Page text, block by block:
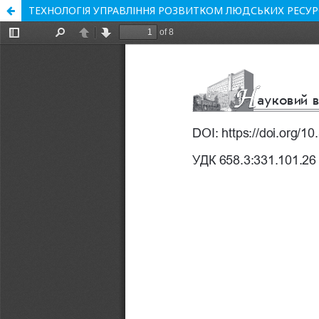
ТЕХНОЛОГІЯ УПРАВЛІННЯ РОЗВИТКОМ ЛЮДСЬКИХ